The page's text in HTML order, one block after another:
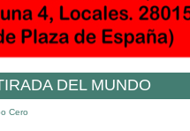
DEL MUNDO
Cero